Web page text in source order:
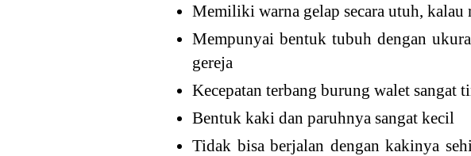
Memiliki warna gelap secara utuh, kalau
Mempunyai bentuk tubuh dengan
gereja
Kecepatan terbang burung walet sangat
Bentuk kaki dan paruhnya sangat kecil
Tidak bisa berjalan dengan kakinya